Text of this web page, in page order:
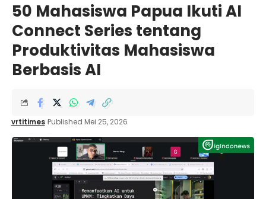
50 Mahasiswa Papua Ikuti AI
Connect Series tentang
Produktivitas Mahasiswa
Berbasis AI
vrtitimes Published Mei 25, 2026